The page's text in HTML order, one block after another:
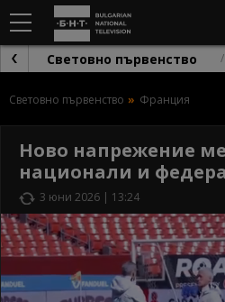
Световно първенство
Световно първенство Франция
Ново напрежение
национали и
3 юни 2026 | 13:24